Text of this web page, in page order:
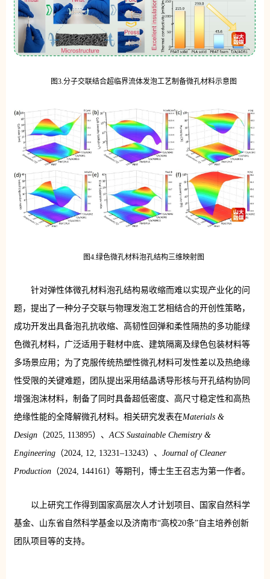
图3.分子交联结合超临界流体发泡工艺制备微孔材料示意图
图4.绿色微孔材料泡孔结构三维映射图
针对弹性体微孔材料泡孔结构易收缩而难以实现产业化的问
题，提出了一种分子交联与物理发泡工艺相结合的开创性策略，
成功开发出具备泡孔抗收缩、高韧性回弹和柔性隔热的多功能绿
色微孔材料，广泛适用于鞋材中底、建筑隔离及绿色包装材料等
多场景应用；为了克服传统热塑性微孔材料可发性差以及热绝缘
性受限的关键难题，团队提出采用结晶诱导形核与开孔结构协同
增强泡沫材料，制备了同时具备超低密度、高尺寸稳定性和高热
绝缘性能的全降解微孔材料。相关研究发表在Materials &
Design（2025, 113895）、ACS Sustainable Chemistry &
Engineering（2024, 12, 13231–13243）、 Journal of Cleaner
Production（2024, 144161）等期刊，博士生王召志为第一作者。
以上研究工作得到国家高层次人才计划项目、国家自然科学
基金、山东省自然科学基金以及济南市“高校20条”自主培养创新
团队项目等的支持。